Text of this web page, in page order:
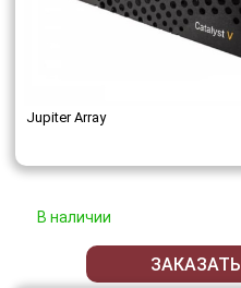
Jupiter Array
В наличии
ЗАКАЗАТЬ